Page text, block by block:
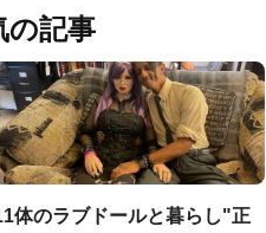
の記事
体のラブドールと暮らし"正